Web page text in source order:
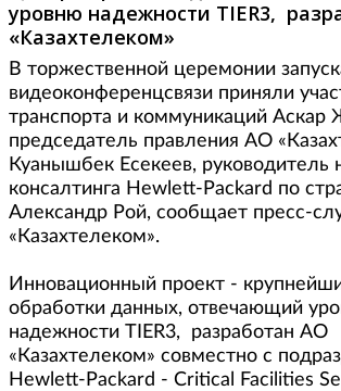
уровню надежности TIER3,
«Казахтелеком»
В торжественной церемонии
видеоконференцсвязи приняли
транспорта и коммуникаций Аскар
председатель правления АО
Куанышбек Есекеев, руководитель
консалтинга Hewlett-Packard по
Александр Рой, сообщает пресс-
«Казахтелеком».
Инновационный проект -
обработки данных, отвечающий
надежности TIER3, разработан АО
«Казахтелеком» совместно с
Hewlett-Packard - Critical Facilities